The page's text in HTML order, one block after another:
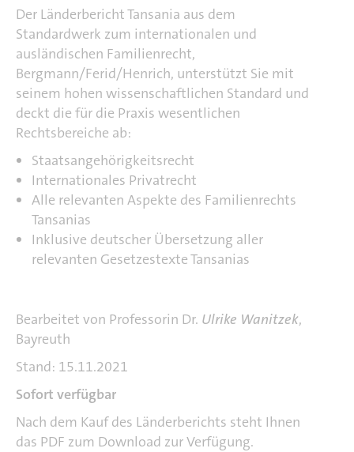
Der Länderbericht Tansania aus dem
Standardwerk zum internationalen und
ausländischen Familienrecht,
Bergmann/Ferid/Henrich, unterstützt Sie mit
seinem hohen wissenschaftlichen Standard und
deckt die für die Praxis wesentlichen
Rechtsbereiche ab:
Staatsangehörigkeitsrecht
Internationales Privatrecht
Alle relevanten Aspekte des Familienrechts
Tansanias
Inklusive deutscher Übersetzung aller
relevanten Gesetzestexte Tansanias
Bearbeitet von Professorin Dr. Ulrike Wanitzek,
Bayreuth
Stand: 15.11.2021
Sofort verfügbar
Nach dem Kauf des Länderberichts steht Ihnen
das PDF zum Download zur Verfügung.